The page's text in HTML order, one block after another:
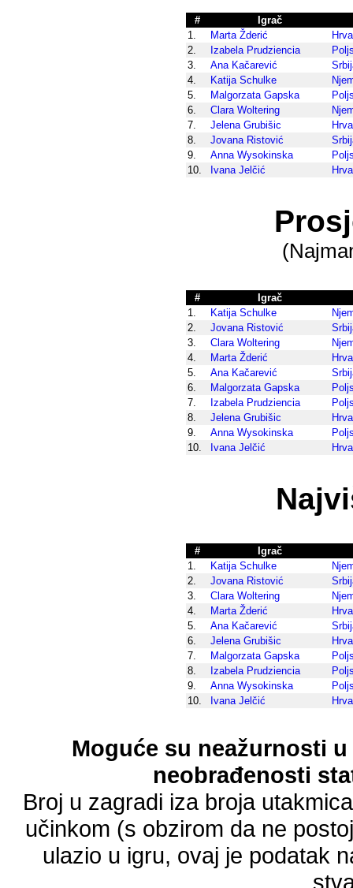
#
Igrač
1.
Marta Žderić
2.
Izabela Prudziencia
3.
Ana Kačarević
4.
Katija Schulke
5.
Malgorzata Gapska
6.
Clara Woltering
7.
Jelena Grubišic
8.
Jovana Ristović
9.
Anna Wysokinska
10.
Ivana Jelčić
#
Igrač
1.
Katija Schulke
2.
Jovana Ristović
3.
Clara Woltering
4.
Marta Žderić
5.
Ana Kačarević
6.
Malgorzata Gapska
7.
Izabela Prudziencia
8.
Jelena Grubišic
9.
Anna Wysokinska
10.
Ivana Jelčić
#
Igrač
1.
Katija Schulke
2.
Jovana Ristović
3.
Clara Woltering
4.
Marta Žderić
5.
Ana Kačarević
6.
Jelena Grubišic
7.
Malgorzata Gapska
8.
Izabela Prudziencia
9.
Anna Wysokinska
10.
Ivana Jelčić
Moguće su neažurnosti
neobrađenosti
Broj u zagradi iza broja
učinkom (s obzirom da ne
ulazio u igru, ovaj je podatak